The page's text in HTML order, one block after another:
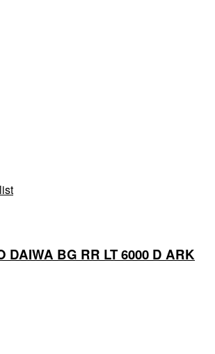
DAIWA BG RR LT 6000 D ARK